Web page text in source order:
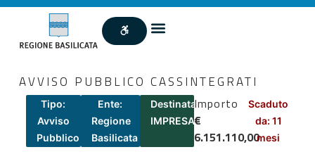
AVVISO PUBBLICO CASSINTEGRATI
Tipo:
Avviso
Pubblico
Ente:
Regione
Basilicata
Destinatari:
IMPRESA
Importo
€
6.151.110,00
Scaduto
da: 11
mesi